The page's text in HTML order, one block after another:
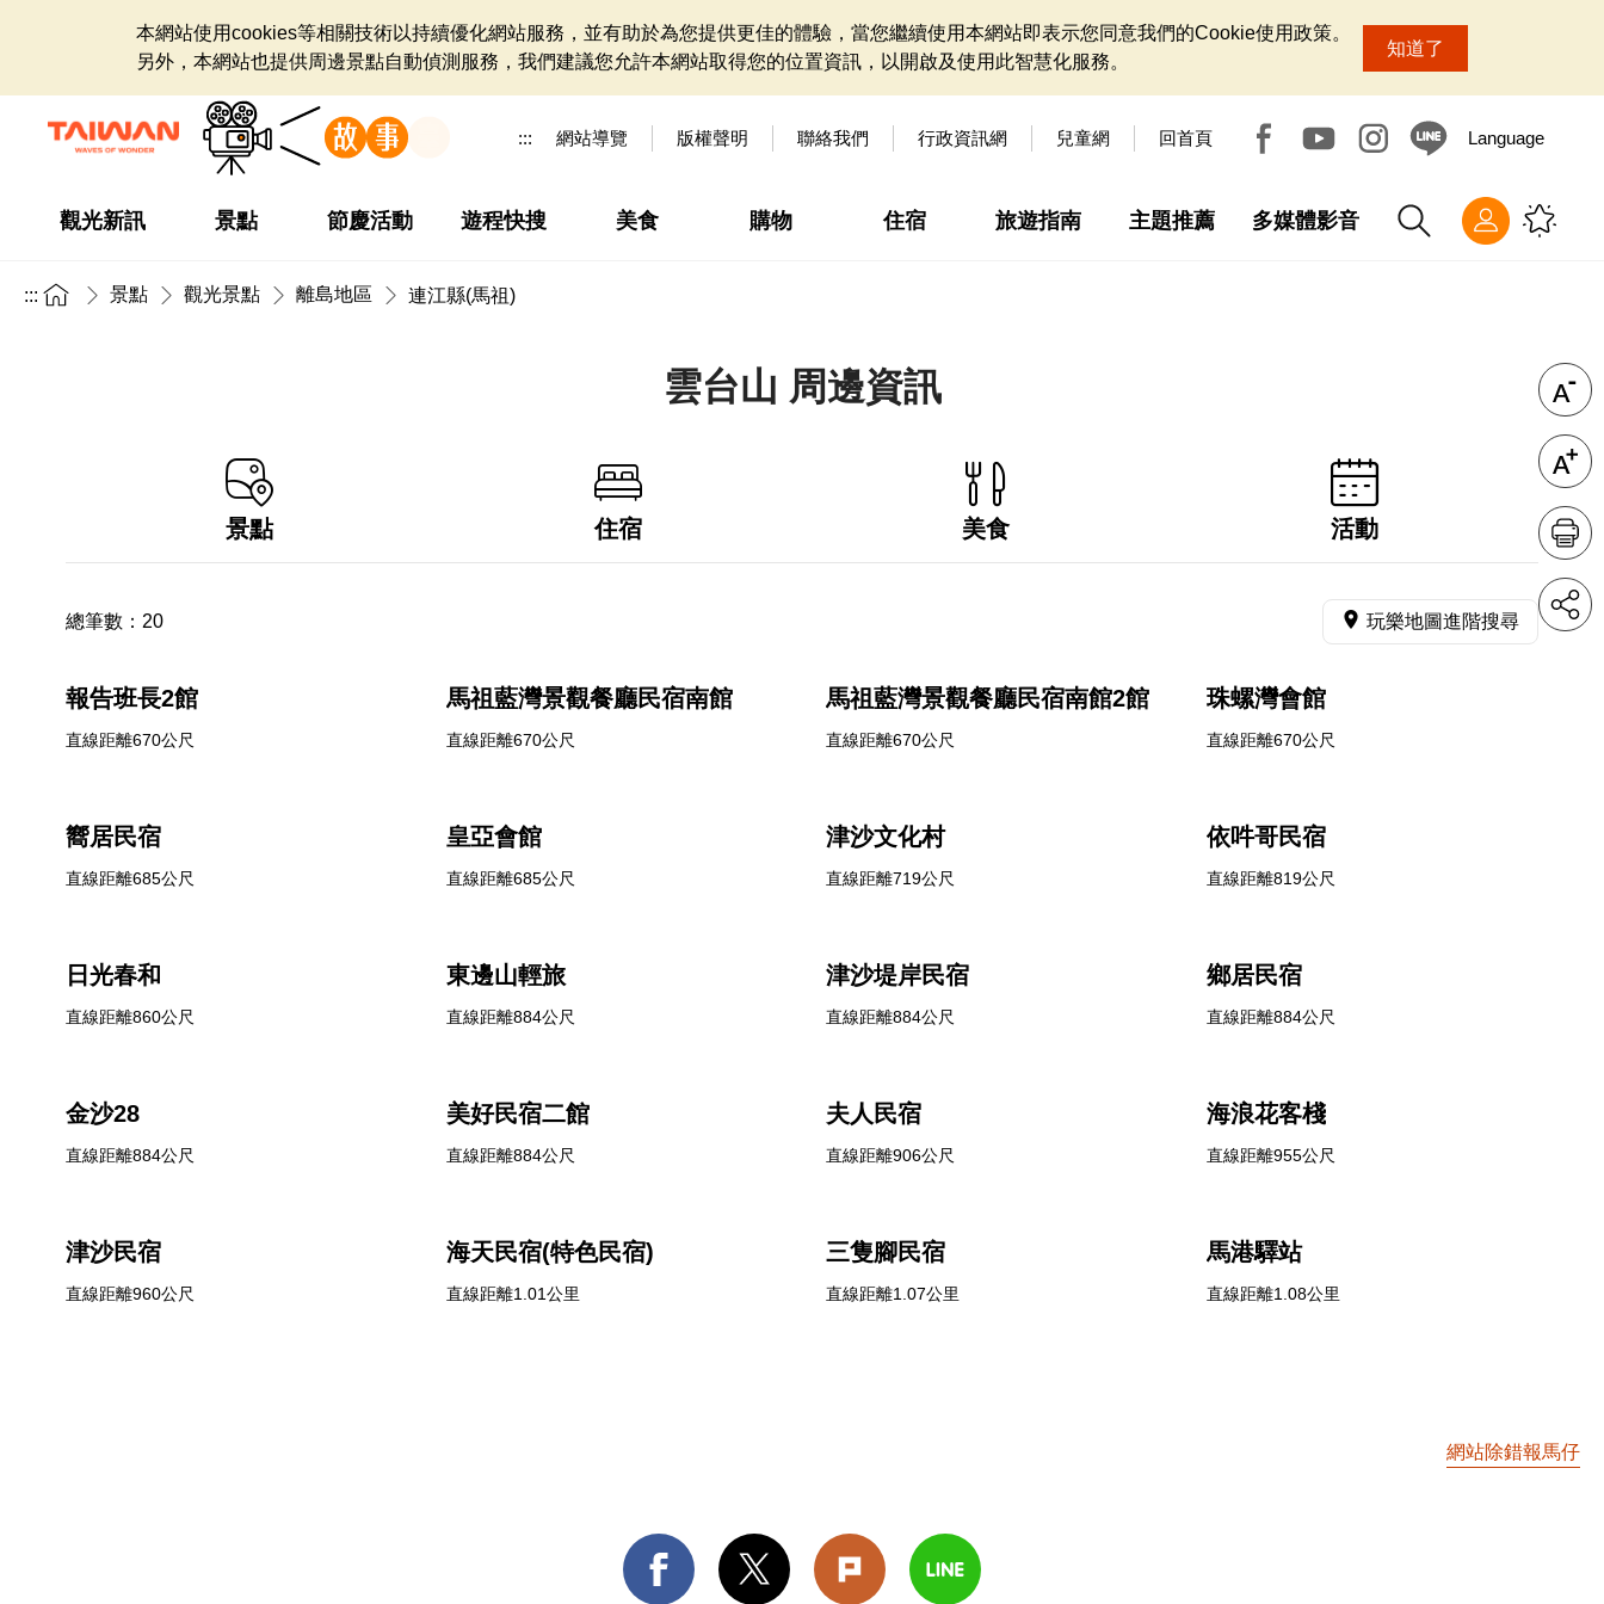
本網站使用cookies等相關技術以持續優化網站服務，並有助於為您提供更佳的體驗，當您繼續使用本網站即表示您同意我們的Cookie使用政策。
另外，本網站也提供周邊景點自動偵測服務，我們建議您允許本網站取得您的位置資訊，以開啟及使用此智慧化服務。
知道了
::: 網站導覽 版權聲明 聯絡我們 行政資訊網 兒童網 回首頁 Language
觀光新訊 景點 節慶活動 遊程快搜 美食 購物 住宿 旅遊指南 主題推薦 多媒體影音
::: 景點 觀光景點 離島地區 連江縣(馬祖)
雲台山 周邊資訊
景點 住宿 美食 活動
總筆數： 20 玩樂地圖進階搜尋
報告班長2館
直線距離670公尺
馬祖藍灣景觀餐廳民宿南館
直線距離670公尺
馬祖藍灣景觀餐廳民宿南館2館
直線距離670公尺
珠螺灣會館
直線距離670公尺
嚮居民宿
直線距離685公尺
皇亞會館
直線距離685公尺
津沙文化村
直線距離719公尺
依吽哥民宿
直線距離819公尺
日光春和
直線距離860公尺
東邊山輕旅
直線距離884公尺
津沙堤岸民宿
直線距離884公尺
鄉居民宿
直線距離884公尺
金沙28
直線距離884公尺
美好民宿二館
直線距離884公尺
夫人民宿
直線距離906公尺
海浪花客棧
直線距離955公尺
津沙民宿
直線距離960公尺
海天民宿(特色民宿)
直線距離1.01公里
三隻腳民宿
直線距離1.07公里
馬港驛站
直線距離1.08公里
網站除錯報馬仔